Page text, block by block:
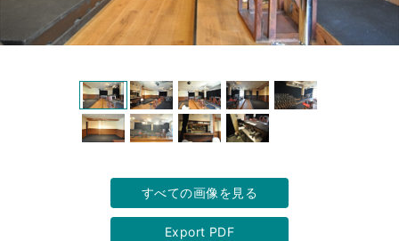
すべての画像を見る
Export PDF